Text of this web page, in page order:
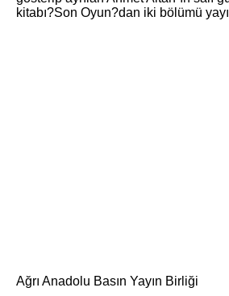
kitabı?Son Oyun?dan iki bölümü
Ağrı Anadolu Basın Yayın Birliği